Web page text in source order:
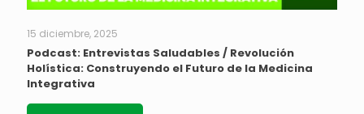
15 diciembre, 2025
Podcast: Entrevistas Saludables / Revolución
Holística: Construyendo el Futuro de la Medicina
Integrativa